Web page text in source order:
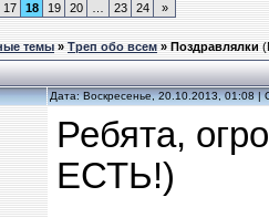
17 18 19 20 23 24
»
темы»Треп обо всем»Поздравлялки
Дата: Воскресенье, 20.10.2013, 01:08
Ребята,
ЕСТЬ!)